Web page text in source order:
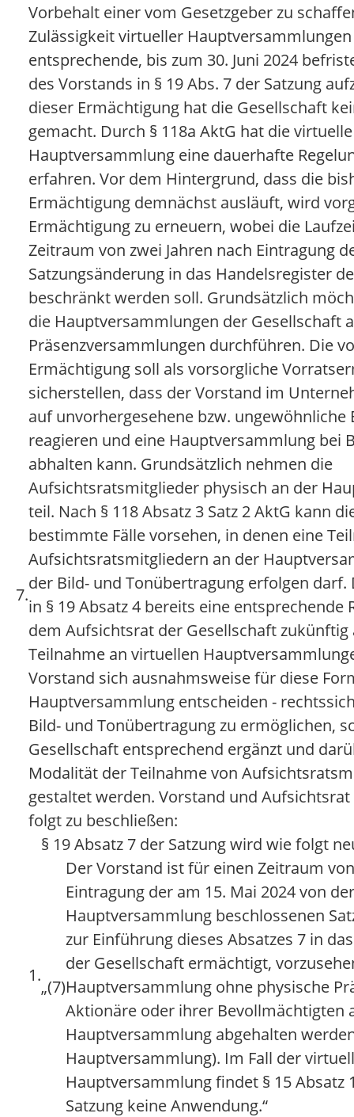
7.
Vorbehalt einer vom Gesetzgeber zu
Zulässigkeit virtueller
entsprechende, bis zum 30. Juni 2024
des Vorstands in § 19 Abs. 7 der Satzung
dieser Ermächtigung hat die Gesellschaft
gemacht. Durch § 118a AktG hat die virtuelle
Hauptversammlung eine dauerhafte
erfahren. Vor dem Hintergrund, dass die
Ermächtigung demnächst ausläuft, wird
Ermächtigung zu erneuern, wobei die
Zeitraum von zwei Jahren nach Eintragung
Satzungsänderung in das Handelsregister
beschränkt werden soll. Grundsätzlich
die Hauptversammlungen der Gesellschaft
Präsenzversammlungen durchführen. Die
Ermächtigung soll als vorsorgliche
sicherstellen, dass der Vorstand im
auf unvorhergesehene bzw. ungewöhnliche
reagieren und eine Hauptversammlung bei
abhalten kann. Grundsätzlich nehmen die
Aufsichtsratsmitglieder physisch an der
teil. Nach § 118 Absatz 3 Satz 2 AktG kann
bestimmte Fälle vorsehen, in denen eine
Aufsichtsratsmitgliedern an der
der Bild- und Tonübertragung erfolgen darf.
in § 19 Absatz 4 bereits eine entsprechende
dem Aufsichtsrat der Gesellschaft zukünftig
Teilnahme an virtuellen
Vorstand sich ausnahmsweise für diese
Hauptversammlung entscheiden -
Bild- und Tonübertragung zu ermöglichen,
Gesellschaft entsprechend ergänzt und
Modalität der Teilnahme von
gestaltet werden. Vorstand und
folgt zu beschließen:
1.
§ 19 Absatz 7 der Satzung wird wie folgt
„(7)
Der Vorstand ist für einen Zeitraum
Eintragung der am 15. Mai 2024 von der
Hauptversammlung beschlossenen
zur Einführung dieses Absatzes 7 in
der Gesellschaft ermächtigt,
Hauptversammlung ohne physische
Aktionäre oder ihrer Bevollmächtigten
Hauptversammlung abgehalten
Hauptversammlung). Im Fall der
Hauptversammlung findet § 15 Absatz
Satzung keine Anwendung.“